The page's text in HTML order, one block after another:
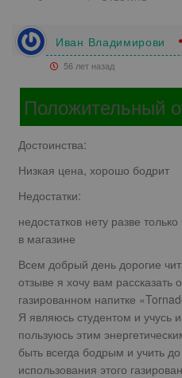
Иван Владимирови
56 лет назад
Положительный
Достоинства:
Низкая цена, хорошо бодрит
Недостатки:
недостатков нету разве
в магазине
Всем добрый день дорогие
отзыве я хочу вам рассказать
газированном напитке
Я являюсь студентом и учусь
пользуюсь этим
быть всегда бодрым и учить
использования этого